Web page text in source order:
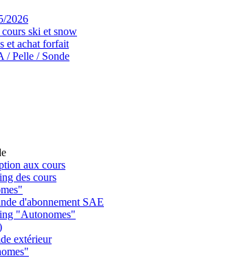
2026
ski et snow
et achat forfait
/ Pelle / Sonde
aux cours
des cours
d'abonnement SAE
"Autonomes"
extérieur